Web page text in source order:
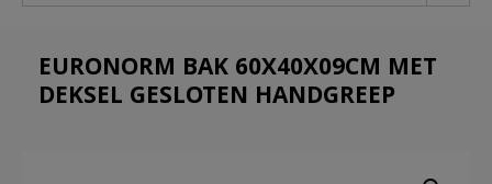
EURONORM BAK 60X40X09CM MET
DEKSEL GESLOTEN HANDGREEP